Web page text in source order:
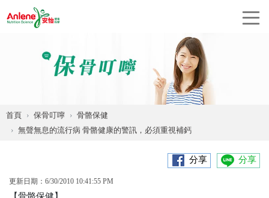
首頁 保骨叮嚀
骨骼保健
無聲無息的流行病 骨骼健康的警訊，必須重視補鈣
分享 分享
更新日期：6/30/2010 10:41:55 PM